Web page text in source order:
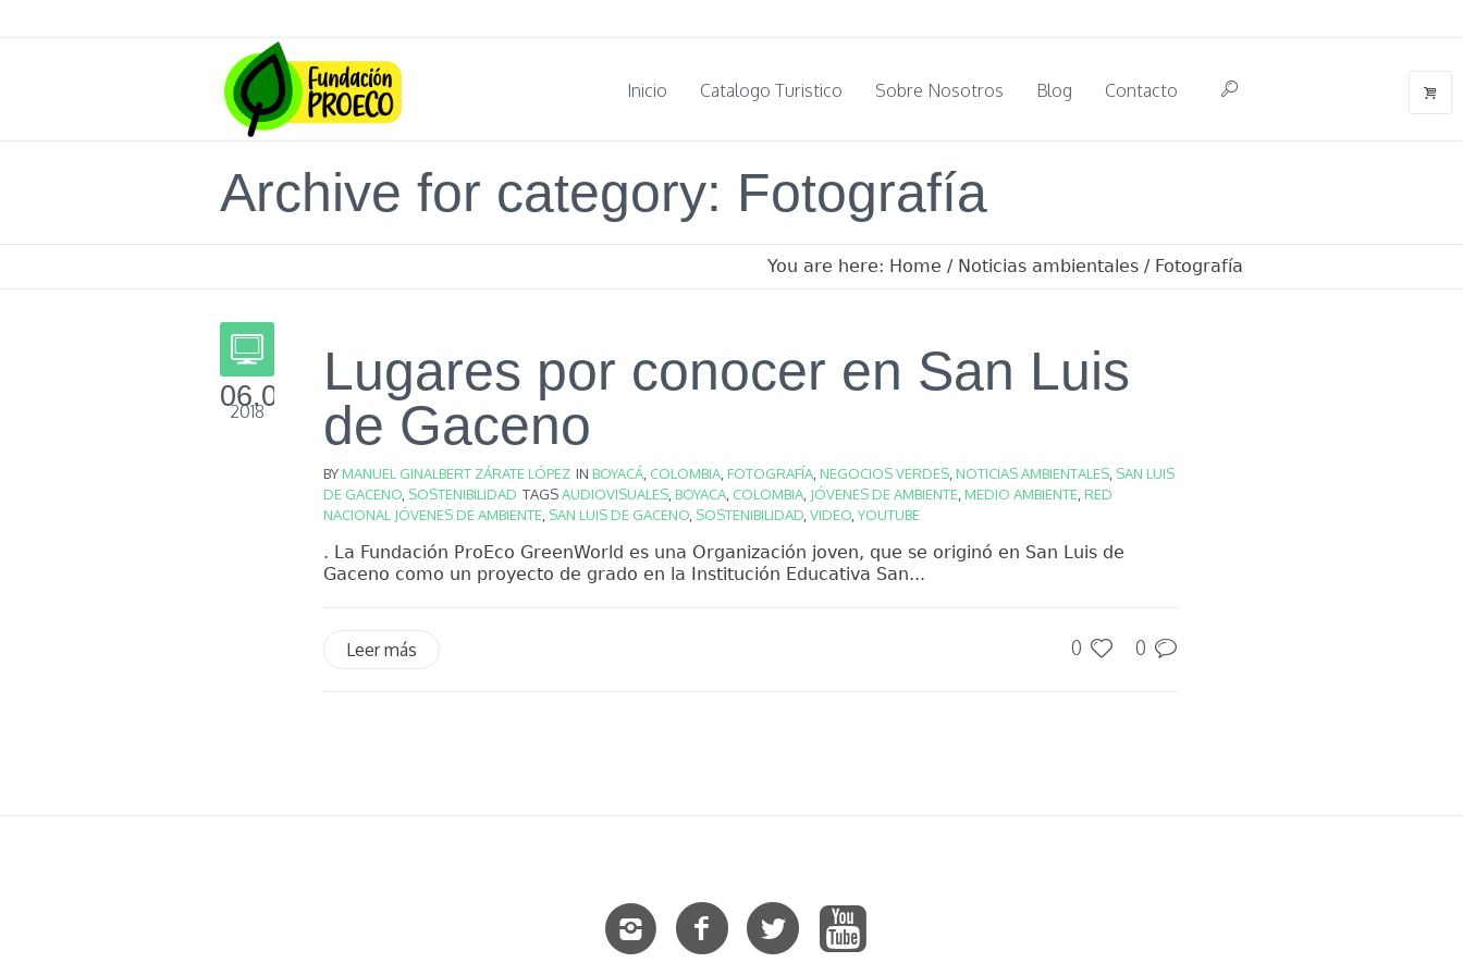
Inicio Catalogo Turistico Sobre Nosotros Blog Contacto
Archive for category: Fotografía
You are here: Home / Noticias ambientales / Fotografía
06.02
2018
Lugares por conocer en San Luis
de Gaceno
BYMANUEL GINALBERT ZÁRATE LÓPEZ IN BOYACÁ COLOMBIA FOTOGRAFÍA NEGOCIOS VERDES NOTICIAS AMBIENTALES SAN LUIS
DE GACENO SOSTENIBILIDAD TAGSAUDIOVISUALES BOYACA COLOMBIA JÓVENES DE AMBIENTE MEDIO AMBIENTE RED
NACIONAL JÓVENES DE AMBIENTE SAN LUIS DE GACENO SOSTENIBILIDAD VIDEO YOUTUBE
. La Fundación ProEco GreenWorld es una Organización joven, que se originó en San Luis de
Gaceno como un proyecto de grado en la Institución Educativa San...
0 0
Leer más